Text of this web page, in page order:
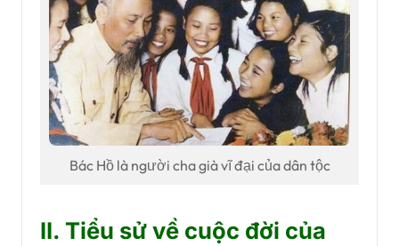
Bác Hồ là người cha già vĩ đại của dân tộc
II. Tiểu sử về cuộc đời của